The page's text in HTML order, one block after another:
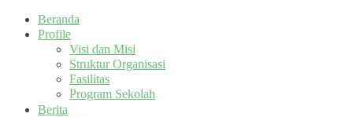
Beranda
Profile
Visi dan Misi
Struktur Organisasi
Fasilitas
Program Sekolah
Berita